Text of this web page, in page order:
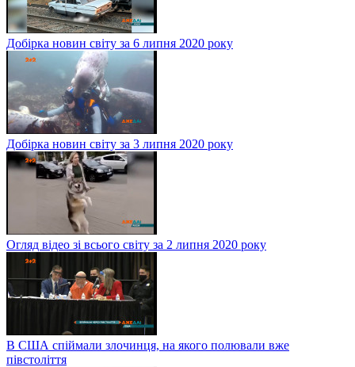
Добірка новин світу за 6 липня 2020 року
Добірка новин світу за 3 липня 2020 року
Огляд відео зі всього світу за 2 липня 2020 року
В США спіймали злочинця, на якого полювали вже
півстоліття